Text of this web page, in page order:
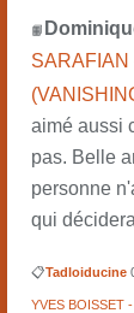
📙 Dominiqu
SARAFIAN
aimé aussi
pas. Belle
personne
qui
📋Tadloiducine
YVES BOISSET